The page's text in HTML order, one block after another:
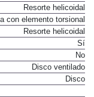
Resorte helicoidal
con elemento torsional
Resorte helicoidal
Sí
No
Disco ventilado
Disco